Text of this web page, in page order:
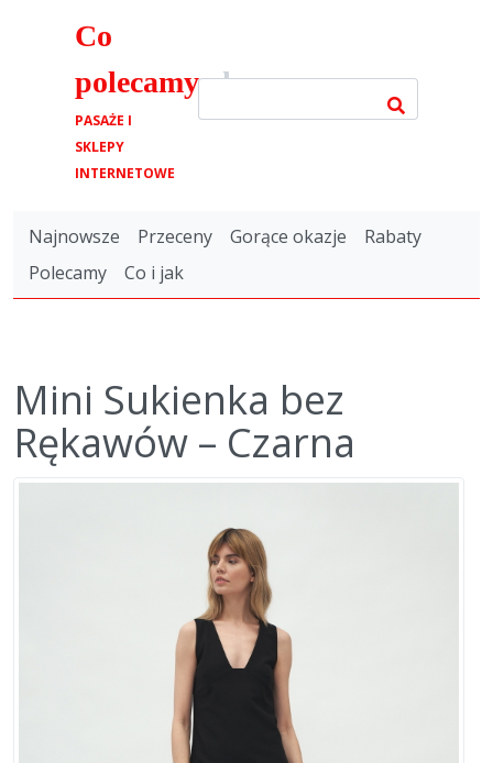
Co
polecamy.pl
PASAŻE I
SKLEPY
INTERNETOWE
Najnowsze Przeceny Gorące okazje
Rabaty
Polecamy
Co i jak
Mini Sukienka bez
Rękawów – Czarna